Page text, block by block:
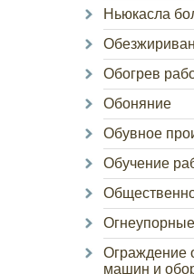
Ньюкасла
Обогрев
Обоняние
Обувное
Обучение
Ограждение
машин и